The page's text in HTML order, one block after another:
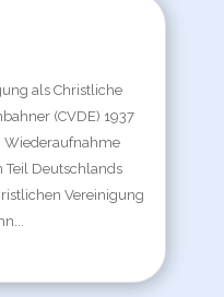
als Christliche
(CVDE) 1937
Wiederaufnahme
Deutschlands
Vereinigung